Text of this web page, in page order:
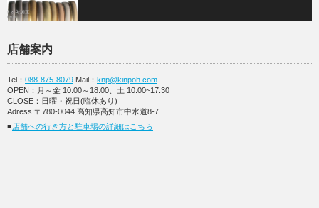
店舗案内
Tel： 088-875-8079 Mail： knp@kinpoh.com
OPEN：月～金 10:00～18:00、土 10:00~17:30
CLOSE：日曜・祝日(臨休あり)
Adress:〒780-0044 高知県高知市中水道8-7
■店舗への行き方と駐車場の詳細はこちら